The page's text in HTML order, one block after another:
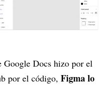
Docs hizo por el
por el código, Figma lo